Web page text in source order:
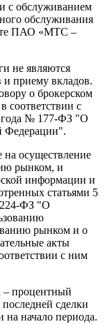
с обслуживанием
обслуживания
ПАО «МТС –
не являются
и приему вкладов.
о брокерском
соответствии с
года № 177-ФЗ "О
Федерации".
осуществление
рынком, и
информации и
статьями 5
224-ФЗ "О
рынком и о
акты
с ним
– процентный
сделки
на начало периода.